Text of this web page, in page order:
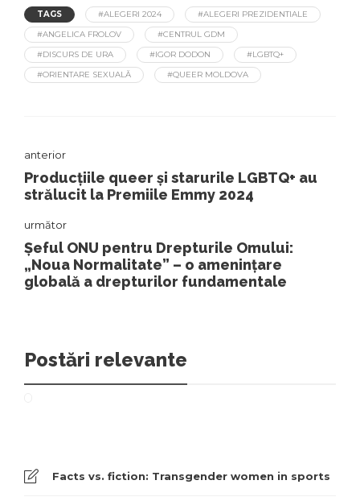
TAGS #ALEGERI 2024
#ALEGERI PREZIDENTIALE
#ANGELICA FROLOV
#CENTRUL GDM
#DISCURS DE URA
#IGOR DODON
#LGBTQ+
#ORIENTARE SEXUALĂ
#QUEER MOLDOVA
anterior
Producțiile queer și starurile LGBTQ+ au
strălucit la Premiile Emmy 2024
următor
Șeful ONU pentru Drepturile Omului:
„Noua Normalitate” – o amenințare
globală a drepturilor fundamentale
Postări relevante
Facts vs. fiction: Transgender women in sports